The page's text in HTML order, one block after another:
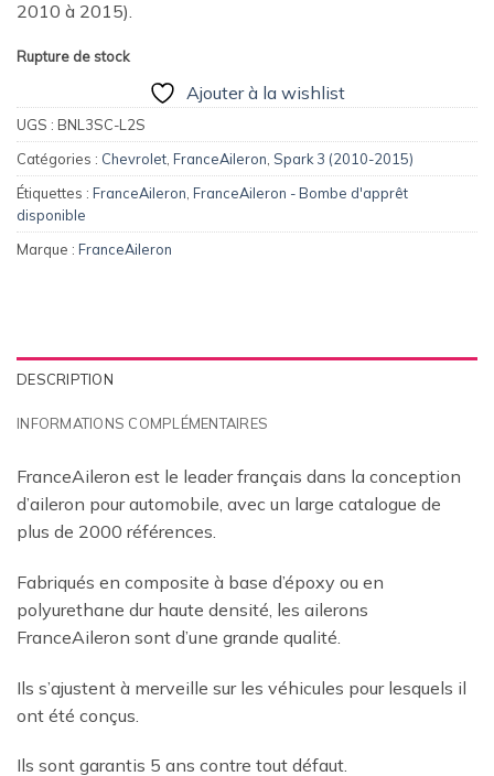
2010 à 2015).
Rupture de stock
Ajouter à la wishlist
UGS : BNL3SC-L2S
Catégories : Chevrolet, FranceAileron, Spark 3 (2010-2015)
Étiquettes : FranceAileron, FranceAileron - Bombe d'apprêt
disponible
Marque : FranceAileron
DESCRIPTION
INFORMATIONS COMPLÉMENTAIRES
FranceAileron est le leader français dans la conception
d’aileron pour automobile, avec un large catalogue de
plus de 2000 références.
Fabriqués en composite à base d’époxy ou en
polyurethane dur haute densité, les ailerons
FranceAileron sont d’une grande qualité.
Ils s’ajustent à merveille sur les véhicules pour lesquels il
ont été conçus.
Ils sont garantis 5 ans contre tout défaut.